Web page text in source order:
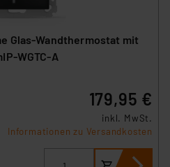
WGTC-A
179,95 €
inkl. MwSt.
Informationen zu Versandkosten